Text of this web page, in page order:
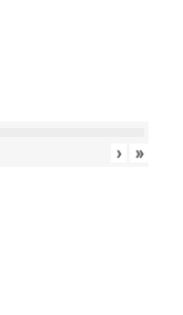
› »